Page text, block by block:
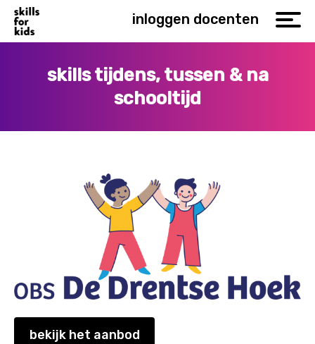
inloggen docenten
skills tijdens, tussen & na
schooltijd
bekijk het aanbod